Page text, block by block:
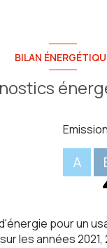
BILAN
A
pour un
les années